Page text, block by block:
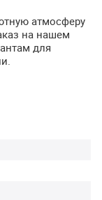
атмосферу
на нашем
для